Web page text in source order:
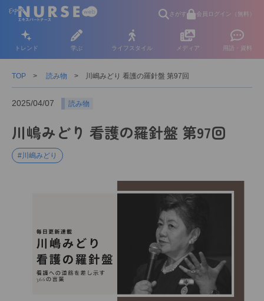
さがす 会員ログイン（無料）
トレンド 学ぶ ライフスタイル メディア 用語・資料
TOP 読み物 川嶋みどり 看護の羅針盤 第97回
2025/04/07 読み物
川嶋みどり 看護の羅針盤 第97回
#川嶋みどり